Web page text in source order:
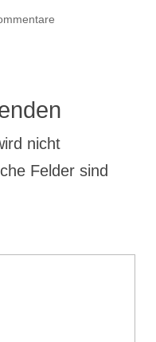
nicht
Felder sind